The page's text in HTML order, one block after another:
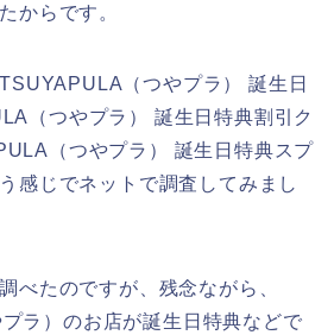
からです。
（つやプラ） 誕生日
（つやプラ） 誕生日特典割引ク
（つやプラ） 誕生日特典スプ
感じでネットで調査してみまし
べたのですが、残念ながら、
ラ）のお店が誕生日特典などで